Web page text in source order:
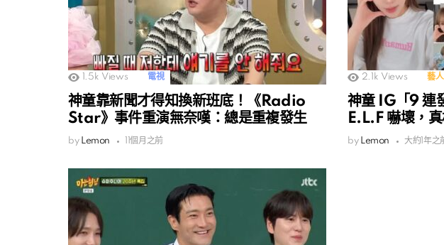
1.5k Views 電視
神童靠新聞才得知換新班底！《Radio
Star》事件重演無奈嘆：總是重複發生
by Lemon 11個月之前
2.1k Views 藝人
神童 IG「9 連
E.L.F 嚇壞，
by Lemon 大約1年之